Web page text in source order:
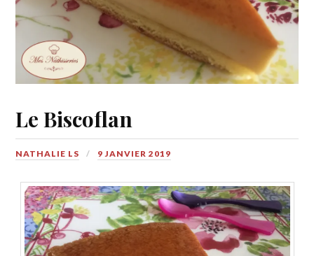
Le Biscoflan
NATHALIE LS 9 JANVIER 2019